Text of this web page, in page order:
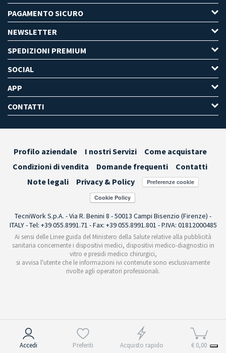
Accedi Preferiti Acquisto rapido € 0,00
PAGAMENTO SICURO
NEWSLETTER
SPEDIZIONI PREMIUM
SOCIAL
APP
CONTATTI
Profilo aziendale I nostri Servizi
Come acquistare
Condizioni di vendita
Domande frequenti
Contatti
Note legali
Privacy & Policy Preferenze cookie
TecniWork S.p.A. - Via R. Benini 8 - 50013 Campi Bisenzio (Firenze) -
ITALY - Tel: +39 055.8991.71 - Fax: +39 055.8991.801 - P.IVA: 01812000485
Ai sensi delle Linee guida del Ministero della Salute relative alla pubblicità
sanitaria concernente i dispositivi medici, dispositivi medico-diagnostici in
vitro e presidi medico chirurgici,
si avvisa l'utente che le informazioni ivi contenute sono esclusivamente
rivolte agli operatori professionali.
Informativa sulla raccolta